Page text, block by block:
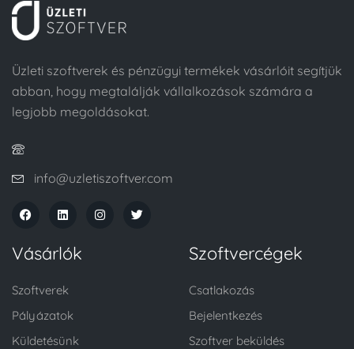
Üzleti szoftverek és pénzügyi termékek vásárlóit segítjük
abban, hogy megtalálják vállalkozások számára a
legjobb megoldásokat.
info@uzletiszoftver.com
Vásárlók
Szoftverek
Pályázatok
Küldetésünk
Szoftvercégek
Csatlakozás
Bejelentkezés
Szoftver beküldés